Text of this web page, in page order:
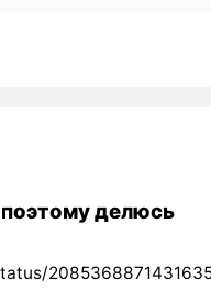
делюсь